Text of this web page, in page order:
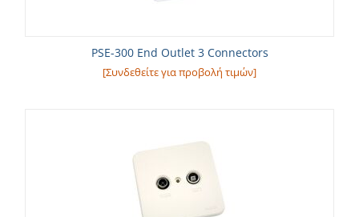
PSE-300 End Outlet 3 Connectors
[Συνδεθείτε για προβολή τιμών]